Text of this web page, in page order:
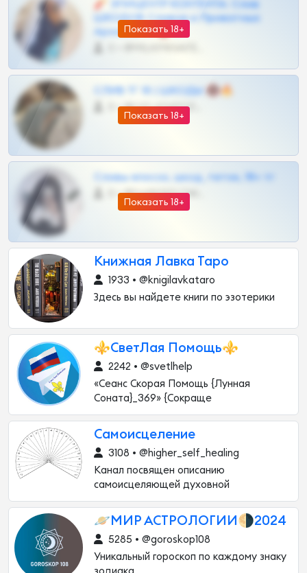
Показать 18+
🧨 ЭПИЦЕНТР КОНТЕНТА: Слив
ШКОДОВ Сливов и Приватных
Архивов ТГ 🔞💎
Показать 18+
СЛИВ ТГ 18 | ШКОДЫ 🔞🔥
0 •
Показать 18+
Сливы вписок, шкод, теток, 18+ тг
0 •
Книжная Лавка Таро
1933 • @knigilavkataro
Здесь вы найдете книги по эзотерики
⚜️СветЛая Помощь⚜️
2242 • @svetlhelp
«Сеанс Скорая Помощь {Лунная
Соната}_369» {Сокраще
Самоисцеление
3108 • @higher_self_healing
Канал посвящен описанию
самоисцеляющей духовной
🪐МИР АСТРОЛОГИИ🌗2024
5285 • @goroskop108
Уникальный гороскоп по каждому знаку